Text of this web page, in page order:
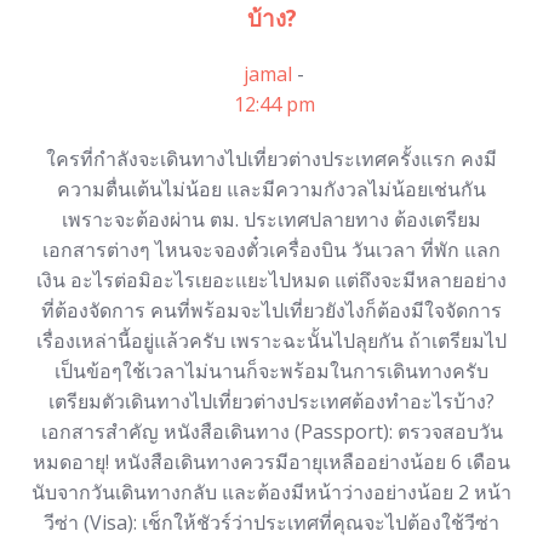
บ้าง?
jamal -
12:44 pm
ใครที่กำลังจะเดินทางไปเที่ยวต่างประเทศครั้งแรก คงมี
ความตื่นเต้นไม่น้อย และมีความกังวลไม่น้อยเช่นกัน
เพราะจะต้องผ่าน ตม. ประเทศปลายทาง ต้องเตรียม
เอกสารต่างๆ ไหนจะจองตั๋วเครื่องบิน วันเวลา ที่พัก แลก
เงิน อะไรต่อมิอะไรเยอะแยะไปหมด แต่ถึงจะมีหลายอย่าง
ที่ต้องจัดการ คนที่พร้อมจะไปเที่ยวยังไงก็ต้องมีใจจัดการ
เรื่องเหล่านี้อยู่แล้วครับ เพราะฉะนั้นไปลุยกัน ถ้าเตรียมไป
เป็นข้อๆใช้เวลาไม่นานก็จะพร้อมในการเดินทางครับ
เตรียมตัวเดินทางไปเที่ยวต่างประเทศต้องทำอะไรบ้าง?
เอกสารสำคัญ หนังสือเดินทาง (Passport): ตรวจสอบวัน
หมดอายุ! หนังสือเดินทางควรมีอายุเหลืออย่างน้อย 6 เดือน
นับจากวันเดินทางกลับ และต้องมีหน้าว่างอย่างน้อย 2 หน้า
วีซ่า (Visa): เช็กให้ชัวร์ว่าประเทศที่คุณจะไปต้องใช้วีซ่า